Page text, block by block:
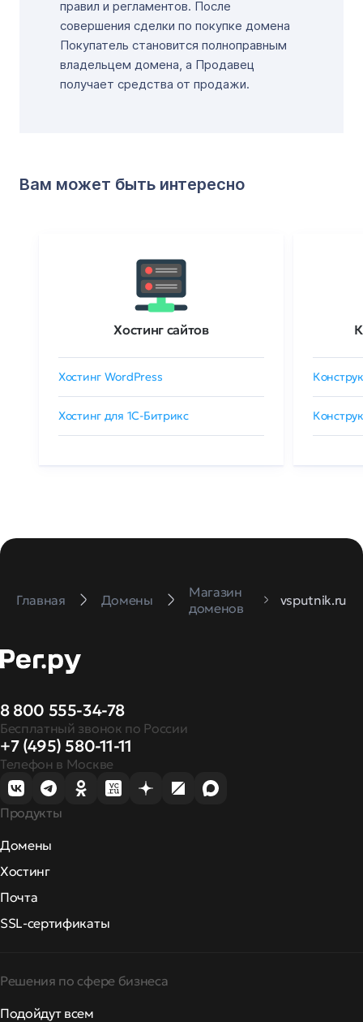
правил и регламентов. После
совершения сделки по покупке домена
Покупатель становится полноправным
владельцем домена, а Продавец
получает средства от продажи.
Вам может быть интересно
Хостинг сайтов
Хостинг WordPress
Хостинг для 1C-Битрикс
Главная Домены
Магазин
доменов
vsputnik.ru
8 800 555-34-78
Бесплатный звонок по России
+7 (495) 580-11-11
Телефон в Москве
Продукты
Домены
Хостинг
Почта
SSL-сертификаты
Решения по сфере бизнеса
Подойдут всем